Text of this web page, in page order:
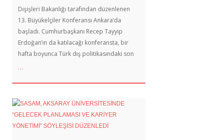
Dışişleri Bakanlığı tarafından düzenlenen
13. Büyükelçiler Konferansı Ankara’da
başladı. Cumhurbaşkanı Recep Tayyip
Erdoğan’ın da katılacağı konferansta, bir
hafta boyunca Türk dış politikasındaki son
…